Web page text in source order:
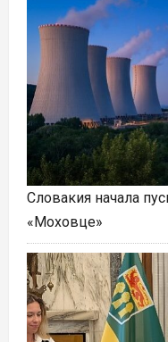
Словакия начала
«Моховце»